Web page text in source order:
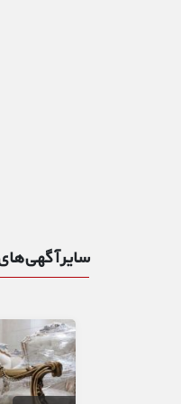
سایر